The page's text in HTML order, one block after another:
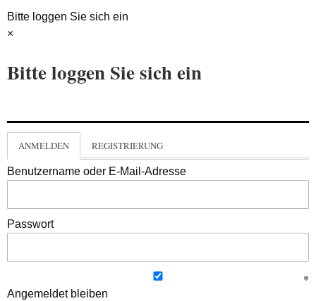
Bitte loggen Sie sich ein
×
Bitte loggen Sie sich ein
ANMELDEN REGISTRIERUNG
Benutzername oder E-Mail-Adresse
Passwort
Angemeldet bleiben